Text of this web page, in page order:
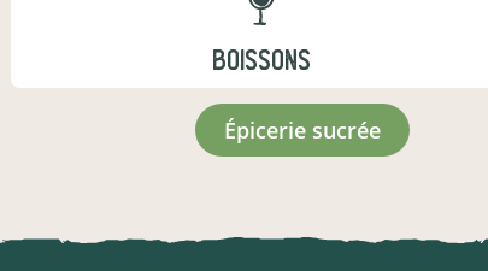
BOISSONS
épicerie sucrée